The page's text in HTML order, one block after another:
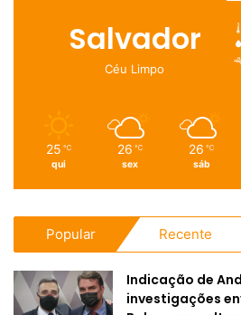
Salvador
Céu Limpo
25 ℃
qui
26 ℃
sex
26 ℃
sáb
Popular Recente
Indicação de
investigações